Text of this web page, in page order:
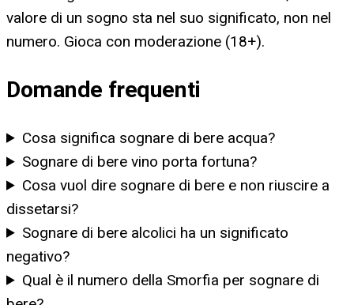
valore di un sogno sta nel suo significato, non nel
numero. Gioca con moderazione (18+).
Domande frequenti
Cosa significa sognare di bere acqua?
Sognare di bere vino porta fortuna?
Cosa vuol dire sognare di bere e non riuscire a
dissetarsi?
Sognare di bere alcolici ha un significato
negativo?
Qual è il numero della Smorfia per sognare di